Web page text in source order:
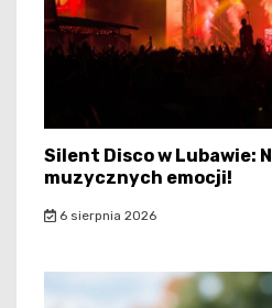
Silent Disco w Lubawie:
muzycznych emocji!
6 sierpnia 2026